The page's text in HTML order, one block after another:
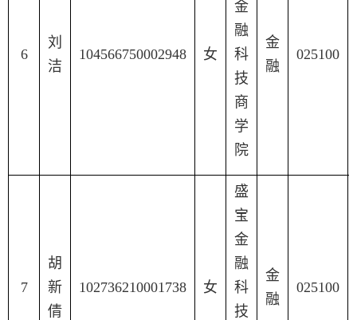
6
刘
洁
104566750002948 女
金
融
科
技
商
学
院
金
融
025100
7
胡
新
倩
102736210001738 女
盛
宝
金
融
科
技
金
融
025100